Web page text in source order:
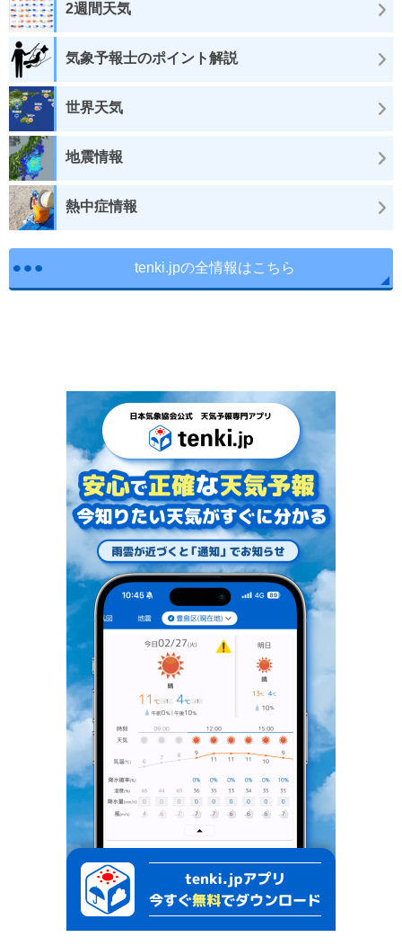
2週間天気
気象予報士のポイント解説
世界天気
地震情報
熱中症情報
tenki.jpの全情報はこちら